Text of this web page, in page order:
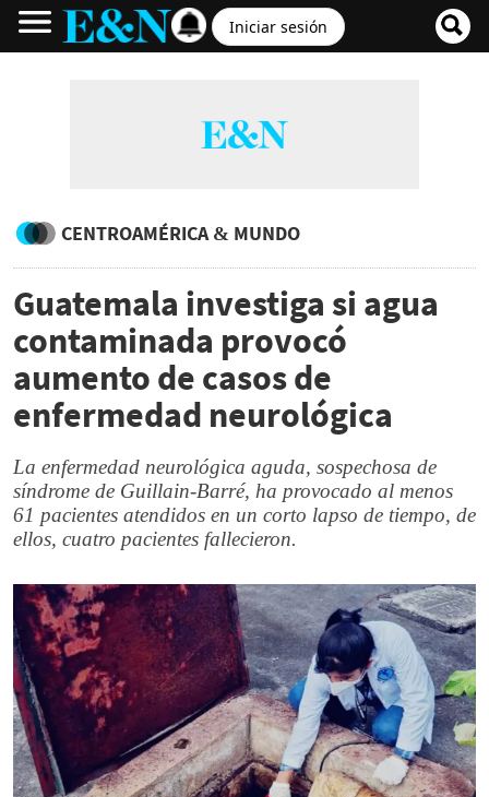
Iniciar sesión
CENTROAMÉRICA & MUNDO
Guatemala investiga si agua
contaminada provocó
aumento de casos de
enfermedad neurológica
La enfermedad neurológica aguda, sospechosa de
síndrome de Guillain-Barré, ha provocado al menos
61 pacientes atendidos en un corto lapso de tiempo, de
ellos, cuatro pacientes fallecieron.